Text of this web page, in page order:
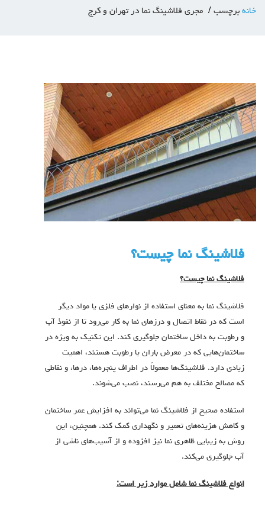
خانه برچسب مجری فلاشینگ نما در تهران و کرج
فلاشینگ نما چیست؟
فلاشینگ نما چیست؟
فلاشینگ نما به معنای استفاده از نوارهای فلزی یا مواد دیگر
است که در نقاط اتصال و درزهای نما به کار می‌رود تا از نفوذ آب
و رطوبت به داخل ساختمان جلوگیری کند. این تکنیک به ویژه در
ساختمان‌هایی که در معرض باران یا رطوبت هستند، اهمیت
زیادی دارد. فلاشینگ‌ها معمولاً در اطراف پنجره‌ها، درها، و نقاطی
که مصالح مختلف به هم می‌رسند، نصب می‌شوند.
استفاده صحیح از فلاشینگ نما می‌تواند به افزایش عمر ساختمان
و کاهش هزینه‌های تعمیر و نگهداری کمک کند. همچنین، این
روش به زیبایی ظاهری نما نیز افزوده و از آسیب‌های ناشی از
آب جلوگیری می‌کند.
انواع فلاشینگ نما شامل موارد زیر است: